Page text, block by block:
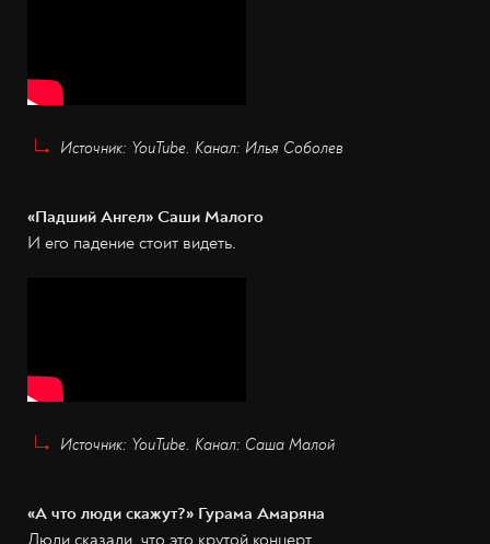
Источник: YouTube. Канал: Илья Соболев
«Падший Ангел» Саши Малого
И его падение стоит видеть.
Источник: YouTube. Канал: Саша Малой
«А что люди скажут?» Гурама Амаряна
Люди сказали, что это крутой концерт.